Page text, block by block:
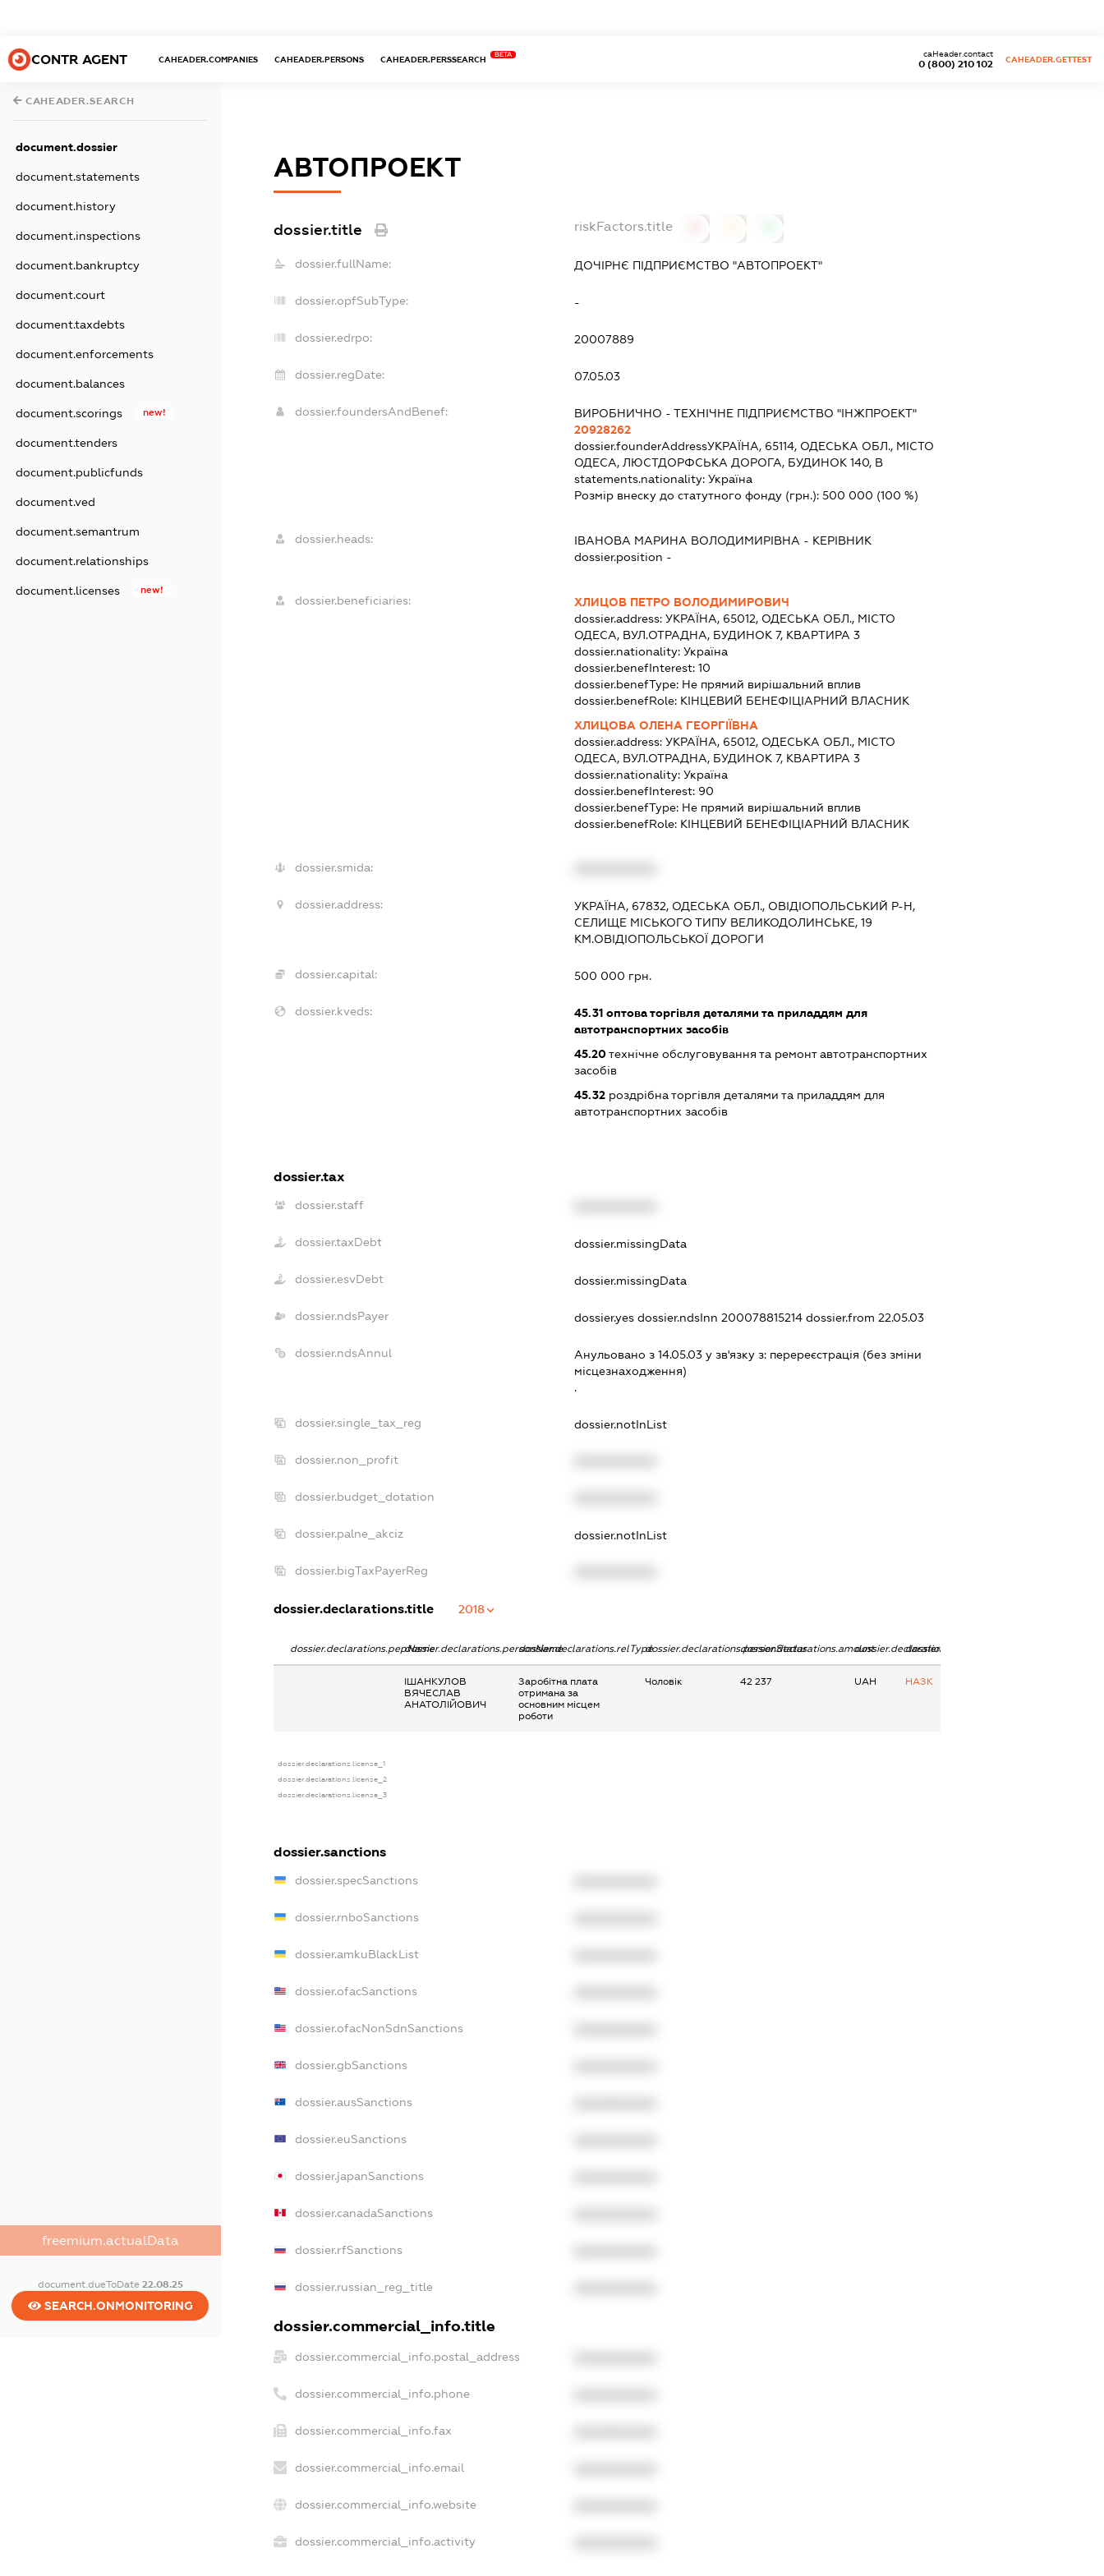
CONTR AGENT CAHEADER.COMPANIES CAHEADER.PERSONS CAHEADER.PERSSEARCH
BETA
0 (800) 210 102
caHeader.contact
CAHEADER.GETTEST
CAHEADER.SEARCH
document.dossier
document.statements
document.history
document.inspections
document.bankruptcy
document.court
document.taxdebts
document.enforcements
document.balances
document.scorings new!
document.tenders
document.publicfunds
document.ved
document.semantrum
document.relationships
document.licenses new!
freemium.actualData
document.dueToDate 22.08.25
SEARCH.ONMONITORING
АВТОПРОЕКТ
dossier.title riskFactors.title
dossier.fullName: ДОЧІРНЄ ПІДПРИЄМСТВО "АВТОПРОЕКТ"
dossier.opfSubType: -
dossier.edrpo: 20007889
dossier.regDate: 07.05.03
dossier.foundersAndBenef:
ВИРОБНИЧНО - ТЕХНІЧНЕ ПІДПРИЄМСТВО "ІНЖПРОЕКТ"
20928262
dossier.founderAddressУКРАЇНА, 65114, ОДЕСЬКА ОБЛ., МІСТО
ОДЕСА, ЛЮСТДОРФСЬКА ДОРОГА, БУДИНОК 140, В
statements.nationality: Україна
Розмір внеску до статутного фонду (грн.): 500 000 (100 %)
dossier.heads: ІВАНОВА МАРИНА ВОЛОДИМИРІВНА - КЕРІВНИК
dossier.position -
dossier.beneficiaries:
ХЛИЦОВ ПЕТРО ВОЛОДИМИРОВИЧ
dossier.address: УКРАЇНА, 65012, ОДЕСЬКА ОБЛ., МІСТО
ОДЕСА, ВУЛ.ОТРАДНА, БУДИНОК 7, КВАРТИРА 3
dossier.nationality: Україна
dossier.benefInterest: 10
dossier.benefType: Не прямий вирішальний вплив
dossier.benefRole: КІНЦЕВИЙ БЕНЕФІЦІАРНИЙ ВЛАСНИК
ХЛИЦОВА ОЛЕНА ГЕОРГІЇВНА
dossier.address: УКРАЇНА, 65012, ОДЕСЬКА ОБЛ., МІСТО
ОДЕСА, ВУЛ.ОТРАДНА, БУДИНОК 7, КВАРТИРА 3
dossier.nationality: Україна
dossier.benefInterest: 90
dossier.benefType: Не прямий вирішальний вплив
dossier.benefRole: КІНЦЕВИЙ БЕНЕФІЦІАРНИЙ ВЛАСНИК
dossier.smida:
dossier.address:
УКРАЇНА, 67832, ОДЕСЬКА ОБЛ., ОВІДІОПОЛЬСЬКИЙ Р-Н,
СЕЛИЩЕ МІСЬКОГО ТИПУ ВЕЛИКОДОЛИНСЬКЕ, 19
КМ.ОВІДІОПОЛЬСЬКОЇ ДОРОГИ
dossier.capital: 500 000 грн.
dossier.kveds: 45.31оптова торгівля деталями та приладдям для
автотранспортних засобів
45.20технічне обслуговування та ремонт автотранспортних
засобів
45.32роздрібна торгівля деталями та приладдям для
автотранспортних засобів
dossier.tax
dossier.staff
dossier.taxDebt dossier.missingData
dossier.esvDebt dossier.missingData
dossier.ndsPayer dossier.yes dossier.ndsInn 200078815214 dossier.from 22.05.03
dossier.ndsAnnul Анульовано з 14.05.03 у зв'язку з: перереєстрацiя (без змiни
мiсцезнаходження)
.
dossier.single_tax_reg dossier.notInList
dossier.non_profit
dossier.budget_dotation
dossier.palne_akciz dossier.notInList
dossier.bigTaxPayerReg
dossier.declarations.title 2018
dossier.declarations.pepNamedossier.declarations.personNamedossier.declarations.relTypedossier.declarations.personStatusdossier.declarations.amountdossier.declarations.currency
dossier.declarations.source
ІШАНКУЛОВ
ВЯЧЕСЛАВ
АНАТОЛІЙОВИЧ
Заробітна плата
отримана за
основним місцем
роботи
Чоловік 42 237 UAH НАЗК
dossier.declarations.license_1
dossier.declarations.license_2
dossier.declarations.license_3
dossier.sanctions
dossier.specSanctions
dossier.rnboSanctions
dossier.amkuBlackList
dossier.ofacSanctions
dossier.ofacNonSdnSanctions
dossier.gbSanctions
dossier.ausSanctions
dossier.euSanctions
dossier.japanSanctions
dossier.canadaSanctions
dossier.rfSanctions
dossier.russian_reg_title
dossier.commercial_info.title
dossier.commercial_info.postal_address
dossier.commercial_info.phone
dossier.commercial_info.fax
dossier.commercial_info.email
dossier.commercial_info.website
dossier.commercial_info.activity